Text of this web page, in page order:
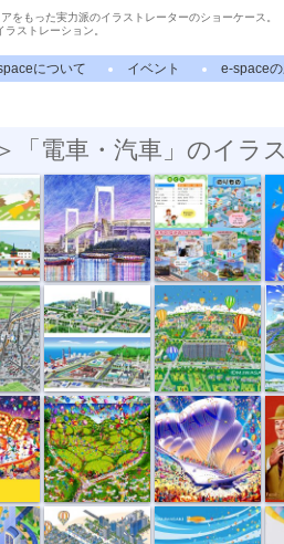
をもった実力派のイラストレーターのショーケース。
ストレーション。
について イベント e-spaceの
「電車・汽車」のイラ
... ボールペン画... フレーベル館... 楽
街 俯瞰 街並イラスト...
... ファンタジー... ファンタジー...
... 街並イラスト... 街並イラスト... 未